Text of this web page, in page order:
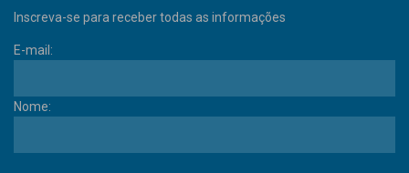
Inscreva-se para receber todas as informações
E-mail:
Nome: